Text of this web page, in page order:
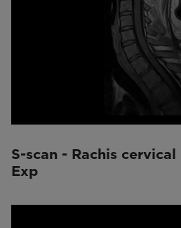
S-scan - Rachis
Exp